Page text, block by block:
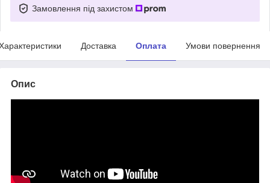
Замовлення під захистом
Доставка Оплата Умови повернення
Опис